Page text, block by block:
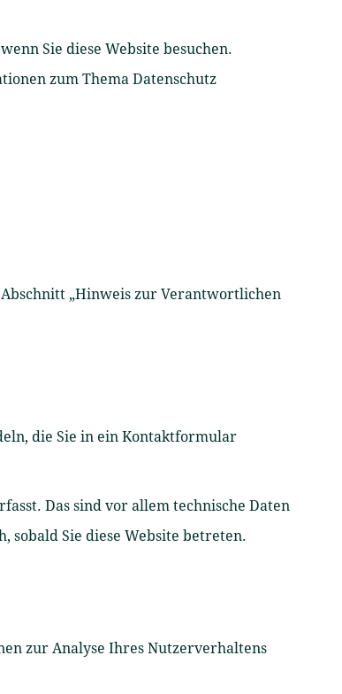
Sie diese Website besuchen.
zum Thema Datenschutz
„Hinweis zur Verantwortlichen
die Sie in ein Kontaktformular
Das sind vor allem technische Daten
sobald Sie diese Website betreten.
zur Analyse Ihres Nutzerverhaltens